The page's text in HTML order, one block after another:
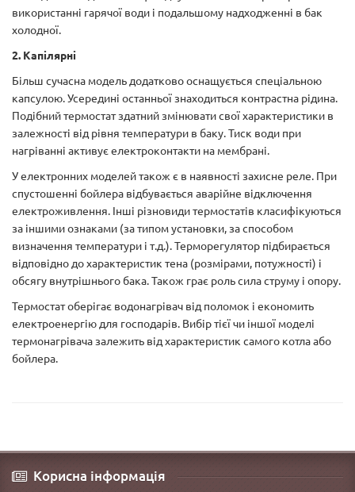
використанні гарячої води і подальшому надходженні в бак
холодної.
2. Капілярні
Більш сучасна модель додатково оснащується спеціальною
капсулою. Усередині останньої знаходиться контрастна рідина.
Подібний термостат здатний змінювати свої характеристики в
залежності від рівня температури в баку. Тиск води при
нагріванні активує електроконтакти на мембрані.
У електронних моделей також є в наявності захисне реле. При
спустошенні бойлера відбувається аварійне відключення
електроживлення. Інші різновиди термостатів класифікуються
за іншими ознаками (за типом установки, за способом
визначення температури і т.д.). Терморегулятор підбирається
відповідно до характеристик тена (розмірами, потужності) і
обсягу внутрішнього бака. Також грає роль сила струму і опору.
Термостат оберігає водонагрівач від поломок і економить
електроенергію для господарів. Вибір тієї чи іншої моделі
термонагрівача залежить від характеристик самого котла або
бойлера.
Корисна інформація